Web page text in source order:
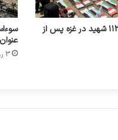
تشییع و دفن ۱۱۲ شهید در غزه پس از
3 روز پیش